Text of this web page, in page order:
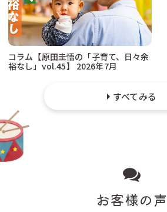
コラム【原田圭悟の「子育て、日々余
裕なし」vol.45】 2026年7月
すべてみる
お客様の声